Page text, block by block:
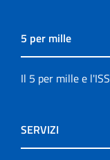
5 per mille
Il 5 per mille e l'ISS
SERVIZI